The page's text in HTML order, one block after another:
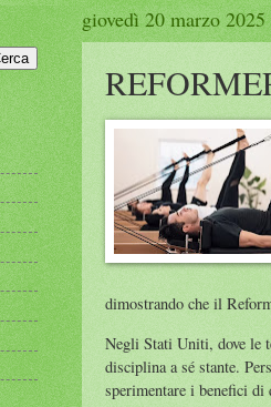
giovedì 20 marzo 2025
dimostrando che il
Negli Stati Uniti, dove le
disciplina a sé stante.
sperimentare i benefici di